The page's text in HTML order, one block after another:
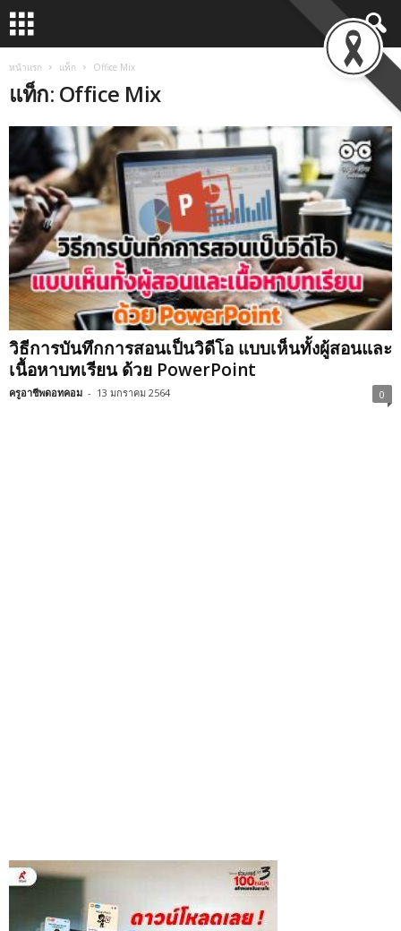
หน้าแรก แท็ก Office Mix
แท็ก: Office Mix
วิธีการบันทึกการสอนเป็นวิดีโอ แบบเห็นทั้งผู้สอนและ
เนื้อหาบทเรียน ด้วย PowerPoint
ครูอาชีพดอทคอม - 13 มกราคม 2564 0